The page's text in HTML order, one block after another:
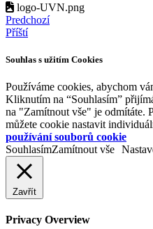
logo-UVN.png
Predchozí
Příští
Souhlas s užitím Cookies
Používáme cookies, abychom
Kliknutím na “Souhlasím”
na "Zamítnout vše" je odmítáte.
můžete cookie nastavit
používání souborů cookie
SouhlasímZamítnout vše
Zavřít
Privacy Overview